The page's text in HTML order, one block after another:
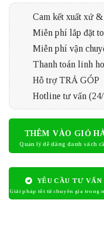
Cam kết xuất xứ
Miễn phí lắp đặt
Miễn phí vận
Thanh toán linh
Hỗ trợ TRẢ GÓP
Hotline tư vấn
THÊM VÀO GIỎ
YÊU CẦU TƯ VẤN